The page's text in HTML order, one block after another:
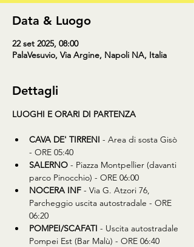
Data & Luogo
22 set 2025, 08:00
PalaVesuvio, Via Argine, Napoli NA, Italia
Dettagli
LUOGHI E ORARI DI PARTENZA
CAVA DE' TIRRENI - Area di sosta Gisò
- ORE 05:40
SALERNO - Piazza Montpellier (davanti
parco Pinocchio) - ORE 06:00
NOCERA INF - Via G. Atzori 76,
Parcheggio uscita autostradale - ORE
06:20
POMPEI/SCAFATI - Uscita autostradale
Pompei Est (Bar Malù) - ORE 06:40